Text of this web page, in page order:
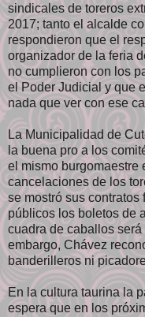
sindicales de toreros
2017; tanto el alcalde
respondieron que el
organizador de la feria
no cumplieron con los
el Poder Judicial y que
nada que ver con ese
La Municipalidad de
la buena pro a los
el mismo burgomaestre
cancelaciones de los
se mostró sus
públicos los boletos de
cuadra de caballos
embargo, Chávez
banderilleros ni
En la cultura taurina la
espera que en los